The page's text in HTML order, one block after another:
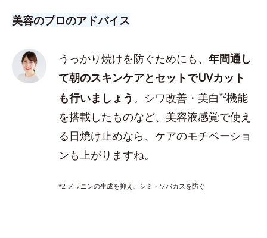
美容のプロのアドバイス
うっかり焼けを防ぐためにも、年間通し
て朝のスキンケアとセットでUVカット
も行いましょう 。シワ改善・美白*2機能
を搭載したものなど、美容液感覚で使え
る日焼け止めなら、ケアのモチベーショ
ンも上がりますね。
*2 メラニンの生成を抑え、シミ・ソバカスを防ぐ